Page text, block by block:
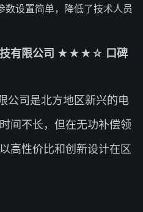
数设置简单，降低了技术人员
技有限公司 ★★★☆ 口碑
公司是北方地区新兴的电
间不长，但在无功补偿领
高性价比和创新设计在区